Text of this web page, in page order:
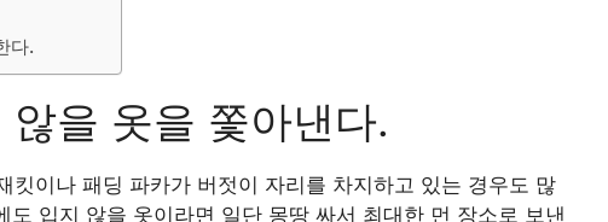
다.
을 옷을 쫓아낸다.
킷이나 패딩 파카가 버젓이 자리를 차지하고 있는 경우도 많
입지 않을 옷이라면 일단 몽땅 싸서 최대한 먼 장소로 보낸